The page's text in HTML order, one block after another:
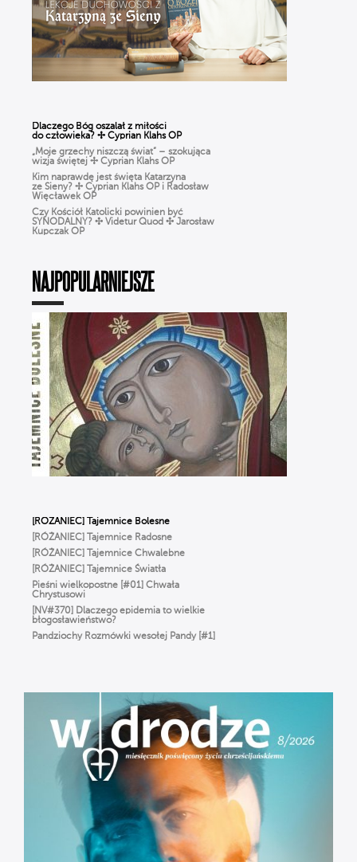
do człowieka? ✢ Cyprian Klahs OP
„Moje grzechy niszczą świat” – szokująca
wizja świętej ✢ Cyprian Klahs OP
Kim naprawdę jest święta Katarzyna
ze Sieny? ✢ Cyprian Klahs OP i Radosław
Więcławek OP
Czy Kościół Katolicki powinien być
SYNODALNY? ✣ Videtur Quod ✣ Jarosław
Kupczak OP
czy zagrożenie? Jak rozpoznać prawdziwe
działanie DUCHA ŚWIĘTEGO?
Różaniec dla ludzi ZMĘCZONYCH życiem.
Jak modlić się, gdy BRAK CZASU? | Michał
Szałkowski OP
Ciało nie jest GRZESZNE. Ks. Woźniak
o WCIELENIU Boga i prawdziwym
człowieczeństwie
WIERZYMY… ALE ŹLE, czyli Ks. Strzelczyk
o BŁĘDACH w wierze, które popełniamy
na co dzień
To NIE jest modlitwa dla starszych ludzi!
Odkryj moc RÓŻAŃCA | Michał Szałkowski
OP
Dlaczego Bóg oszalał z miłości
do człowieka? ✢ Cyprian Klahs OP
NAJPOPULARNIEJSZE
[RÓŻANIEC] Tajemnice Bolesne
[RÓŻANIEC] Tajemnice Radosne
[RÓŻANIEC] Tajemnice Chwalebne
[RÓŻANIEC] Tajemnice Światła
Pieśni wielkopostne [#01] Chwała
Chrystusowi
[NV#370] Dlaczego epidemia to wielkie
błogosławieństwo?
Pandziochy Rozmówki wesołej Pandy [#1]
O Imieniu
Droga do zbawienia [#01] Adam i Ewa.
Odpowiedzialni = wolni.
[RÓŻANIEC] Tajemnice Bolesne